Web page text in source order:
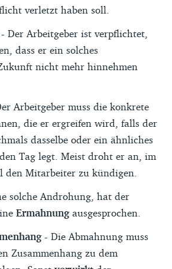
verletzt haben soll.
Der Arbeitgeber ist verpflichtet,
dass er ein solches
nicht mehr hinnehmen
Arbeitgeber muss die konkrete
die er ergreifen wird, falls der
dasselbe oder ein ähnliches
Tag legt. Meist droht er an, im
den Mitarbeiter zu kündigen.
solche Androhung, hat der
Ermahnungausgesprochen.
- Die Abmahnung muss
Zusammenhang zu dem